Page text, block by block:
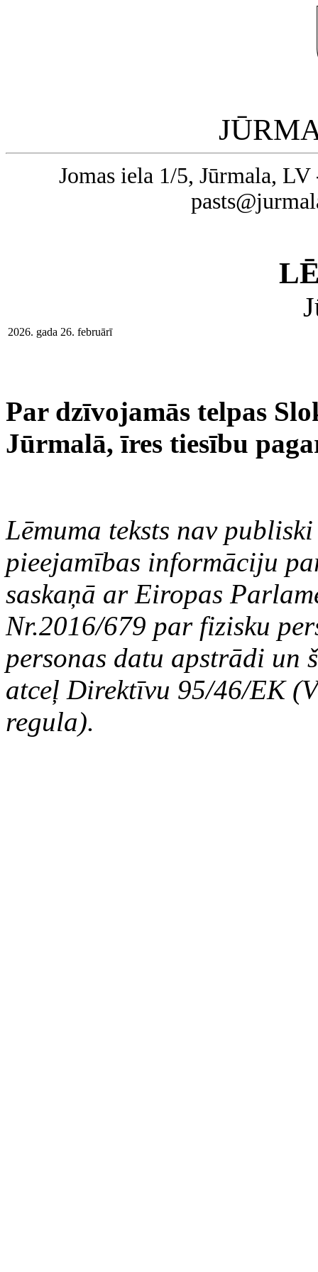
Jomas iela 1/5, Jūrmala,
2026. gada 26. februārī
Par dzīvojamās telpas
Jūrmalā, īres tiesību
Lēmuma teksts nav
pieejamības informāciju
saskaņā ar Eiropas
Nr.2016/679 par fizisku
personas datu apstrādi
atceļ Direktīvu 95/46/EK
regula).